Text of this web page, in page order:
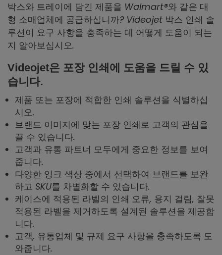
박스와 트레이에 담긴 제품을 Walmart®와 같은 대
형 소매업체에 공급하십니까? Videojet 박스 인쇄 솔
루션이 요구 사항을 충족하는 데 어떻게 도움이 되는
지 알아보십시오.
Videojet은 포장 인쇄에 도움을 드릴 수 있
습니다.
제품 또는 포장에 적합한 인쇄 솔루션을 식별하십
시오.
브랜드 이미지에 맞는 포장 인쇄로 고객의 관심을
끌 수 있습니다.
고객과 유통 파트너 모두에게 중요한 정보를 보여
줍니다.
다양한 잉크 색상 중에서 선택하여 브랜드를 보완
하고 SKU를 차별화할 수 있습니다.
케이스에 적용된 라벨의 인쇄 오류, 용지 걸림, 잘못
적용된 라벨을 제거하도록 설계된 솔루션을 제공합
니다.
고객, 유통업체 및 규제 요구 사항을 충족하도록 도
와줍니다.